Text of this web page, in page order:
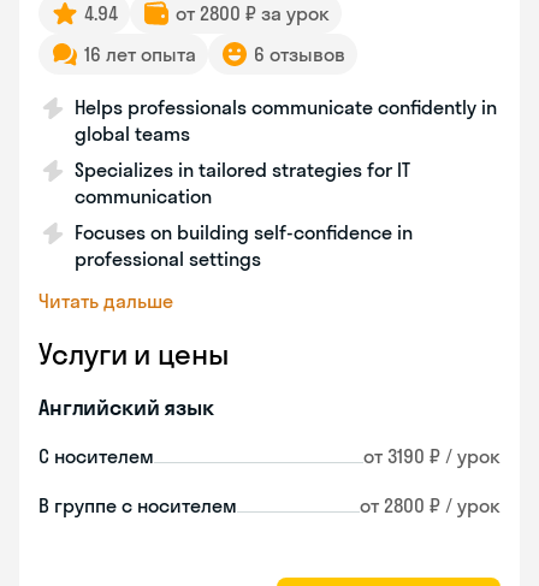
4.94
от 2800 ₽ за урок
16 лет опыта
6 отзывов
Helps professionals communicate confidently in
global teams
Specializes in tailored strategies for IT
communication
Focuses on building self-confidence in
professional settings
Читать дальше
Услуги и цены
Английский язык
С носителем от 3190 ₽ / урок
В группе с носителем от 2800 ₽ / урок